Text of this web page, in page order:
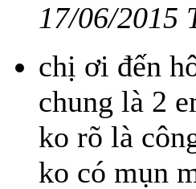
17/06/2015
chị ơi đến
chung là 2
ko rõ là
ko có mụn